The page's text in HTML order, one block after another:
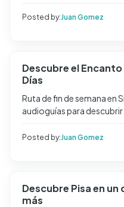
Posted by:Juan Gomez
Descubre el Encanto
Días
Ruta de fin de semana en
audioguías para descubrir
Posted by:Juan Gomez
Descubre Pisa en un
más